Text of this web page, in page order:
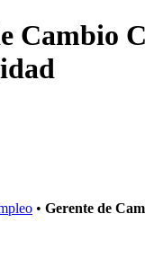
Cambio
• Gerente de